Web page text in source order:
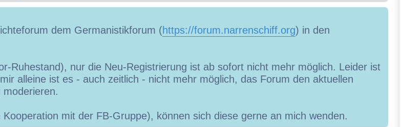
dem Germanistikforum (https://forum.narrenschiff.org) in den
Ruhestand), nur die Neu-Registrierung ist ab sofort nicht mehr möglich. Leider ist
alleine ist es - auch zeitlich - nicht mehr möglich, das Forum den aktuellen
mit der FB-Gruppe), können sich diese gerne an mich wenden.